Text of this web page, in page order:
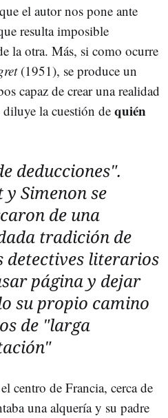
el autor nos pone ante
resulta imposible
la otra. Más, si como ocurre
(1951), se produce un
capaz de crear una realidad
la cuestión de quién
deducciones".
Simenon se
de una
tradición de
detectives literarios
página y dejar
su propio camino
de "larga
centro de Francia, cerca de
una alquería y su padre